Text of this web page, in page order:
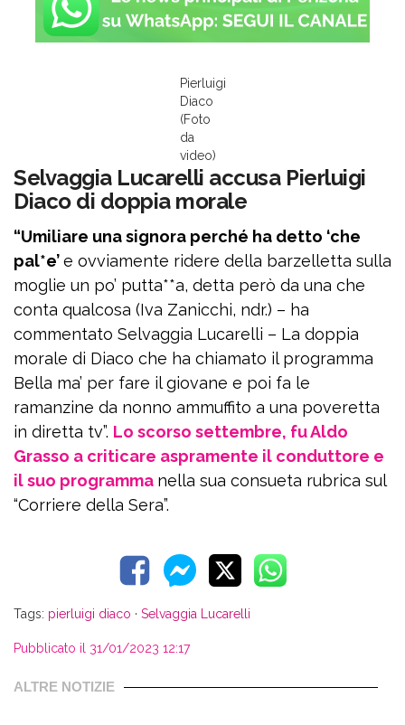
Pierluigi
Diaco
(Foto
da
video)
Selvaggia Lucarelli accusa Pierluigi
Diaco di doppia morale
“Umiliare una signora perché ha detto ‘che
pal*e’e ovviamente ridere della barzelletta sulla
moglie un po’ putta**a, detta però da una che
conta qualcosa (Iva Zanicchi, ndr.) – ha
commentato Selvaggia Lucarelli – La doppia
morale di Diaco che ha chiamato il programma
Bella ma’ per fare il giovane e poi fa le
ramanzine da nonno ammuffito a una poveretta
in diretta tv”. Lo scorso settembre, fu Aldo
Grasso a criticare aspramente il conduttore e
il suo programma nella sua consueta rubrica sul
“Corriere della Sera”.
Tags: pierluigi diaco · Selvaggia Lucarelli
Pubblicato il 31/01/2023 12:17
ALTRE NOTIZIE